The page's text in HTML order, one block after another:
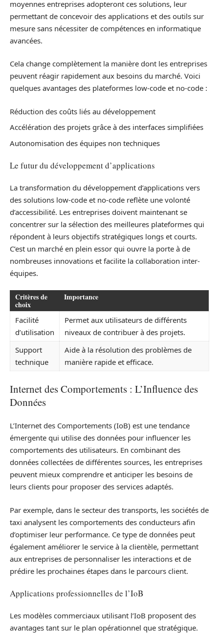
moyennes entreprises adopteront ces solutions, leur
permettant de concevoir des applications et des outils sur
mesure sans nécessiter de compétences en informatique
avancées.
Cela change complètement la manière dont les entreprises
peuvent réagir rapidement aux besoins du marché. Voici
quelques avantages des plateformes low-code et no-code :
Réduction des coûts liés au développement
Accélération des projets grâce à des interfaces simplifiées
Autonomisation des équipes non techniques
Le futur du développement d’applications
La transformation du développement d’applications vers
des solutions low-code et no-code reflète une volonté
d’accessibilité. Les entreprises doivent maintenant se
concentrer sur la sélection des meilleures plateformes qui
répondent à leurs objectifs stratégiques longs et courts.
C’est un marché en plein essor qui ouvre la porte à de
nombreuses innovations et facilite la collaboration inter-
équipes.
Critères de
choix
Importance
Facilité
d’utilisation
Permet aux utilisateurs de différents
niveaux de contribuer à des projets.
Support
technique
Aide à la résolution des problèmes de
manière rapide et efficace.
Internet des Comportements : L’Influence des
Données
L’Internet des Comportements (IoB) est une tendance
émergente qui utilise des données pour influencer les
comportements des utilisateurs. En combinant des
données collectées de différentes sources, les entreprises
peuvent mieux comprendre et anticiper les besoins de
leurs clients pour proposer des services adaptés.
Par exemple, dans le secteur des transports, les sociétés de
taxi analysent les comportements des conducteurs afin
d’optimiser leur performance. Ce type de données peut
également améliorer le service à la clientèle, permettant
aux entreprises de personnaliser les interactions et de
prédire les prochaines étapes dans le parcours client.
Applications professionnelles de l’IoB
Les modèles commerciaux utilisant l’IoB proposent des
avantages tant sur le plan opérationnel que stratégique.